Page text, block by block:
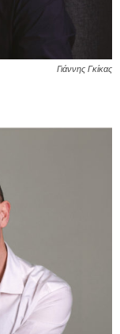
Γιάννης Γκίκας